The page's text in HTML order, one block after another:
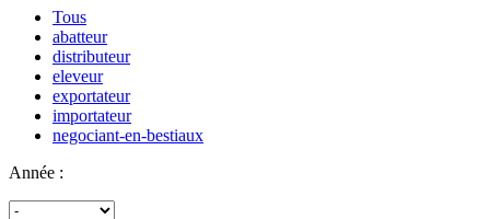
Tous
abatteur
distributeur
eleveur
exportateur
importateur
negociant-en-bestiaux
Année :